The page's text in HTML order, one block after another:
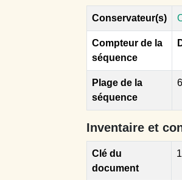
Conservateur(s)
Compteur de la
séquence
Plage de la
séquence
6
Inventaire et
Clé du
document